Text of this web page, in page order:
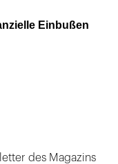
Einbußen
des Magazins